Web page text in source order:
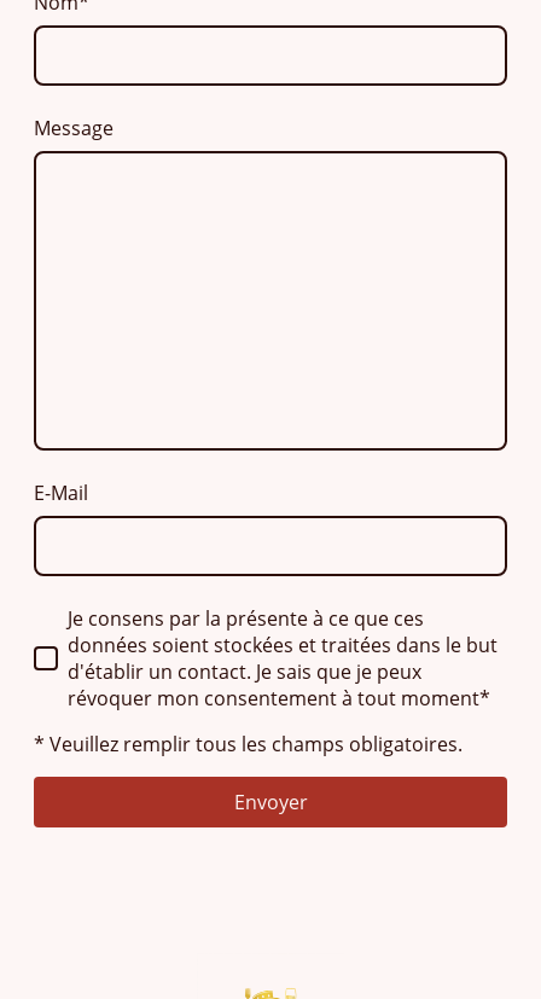
Message
E-Mail
Je consens par la présente à ce que ces
données soient stockées et traitées dans le but
d'établir un contact. Je sais que je peux
révoquer mon consentement à tout moment*
* Veuillez remplir tous les champs obligatoires.
Envoyer